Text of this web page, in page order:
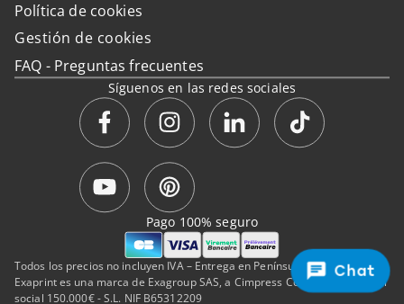
Chat
Política de cookies
Gestión de cookies
FAQ - Preguntas frecuentes
Síguenos en las redes sociales
Todos los precios no incluyen IVA – Entrega en Península y Baleares.
Exaprint es una marca de Exagroup SAS, a Cimpress Company de capital
social 150.000€ - S.L. NIF B65312209
Pago 100% seguro